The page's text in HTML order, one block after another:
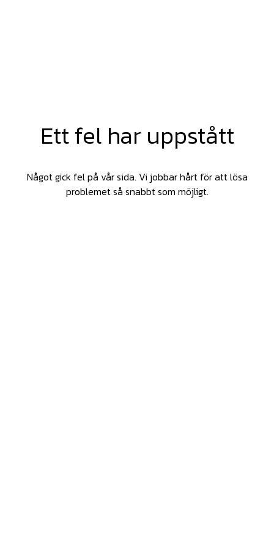
Ett fel har uppstått
Något gick fel på vår sida. Vi jobbar hårt för att lösa
problemet så snabbt som möjligt.